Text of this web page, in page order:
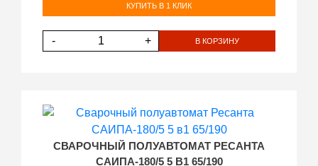
КУПИТЬ В 1 КЛИК
- + В КОРЗИНУ
СВАРОЧНЫЙ ПОЛУАВТОМАТ РЕСАНТА
САИПА-180/5 5 В1 65/190